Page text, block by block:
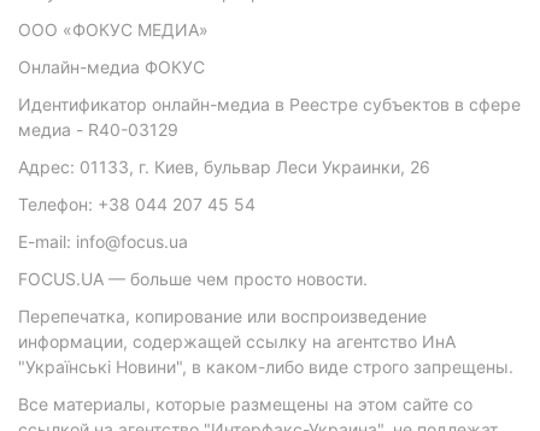
ООО «ФОКУС МЕДИА»
Онлайн-медиа ФОКУС
Идентификатор онлайн-медиа в Реестре субъектов в сфере
медиа - R40-03129
Адрес: 01133, г. Киев, бульвар Леси Украинки, 26
Телефон: +38 044 207 45 54
E-mail: info@focus.ua
FOCUS.UA — больше чем просто новости.
Перепечатка, копирование или воспроизведение
информации, содержащей ссылку на агентство ИнА
"Українські Новини", в каком-либо виде строго запрещены.
Все материалы, которые размещены на этом сайте со